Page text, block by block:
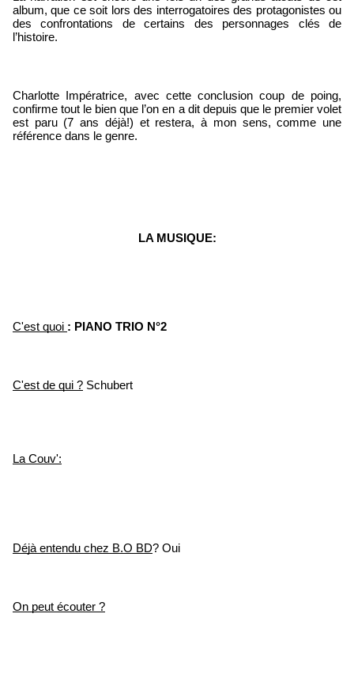
album, que ce soit lors des interrogatoires des protagonistes ou
des confrontations de certains des personnages clés de
l’histoire.
Charlotte Impératrice, avec cette conclusion coup de poing,
confirme tout le bien que l’on en a dit depuis que le premier volet
est paru (7 ans déjà!) et restera, à mon sens, comme une
référence dans le genre.
LA MUSIQUE:
C'est quoi : PIANO TRIO N°2
C'est de qui ? Schubert
La Couv':
Déjà entendu chez B.O BD? Oui
On peut écouter ?